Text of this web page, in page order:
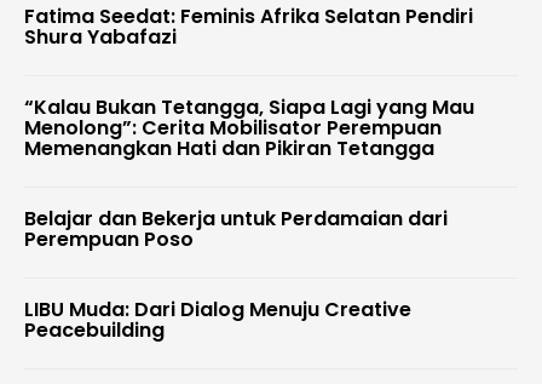
Fatima Seedat: Feminis Afrika Selatan Pendiri
Shura Yabafazi
“Kalau Bukan Tetangga, Siapa Lagi yang Mau
Menolong”: Cerita Mobilisator Perempuan
Memenangkan Hati dan Pikiran Tetangga
Belajar dan Bekerja untuk Perdamaian dari
Perempuan Poso
LIBU Muda: Dari Dialog Menuju Creative
Peacebuilding